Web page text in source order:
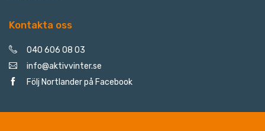
Kontakta oss
040 606 08 03
info@aktivvinter.se
Följ Nortlander på Facebook